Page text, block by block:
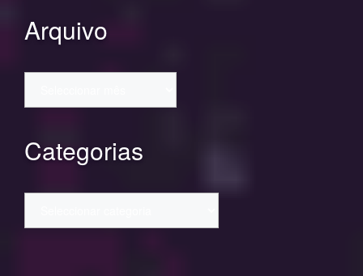
Arquivo
Categorias